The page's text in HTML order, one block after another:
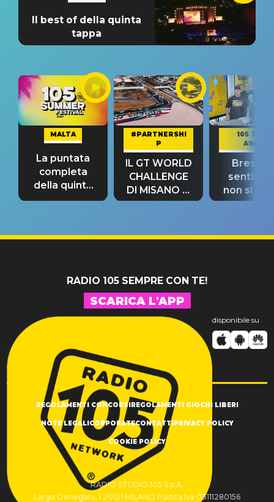
Il best of della quinta
tappa
MALTA
La puntata
completa
della quinta
tappa
#PARTNERSHI
P
IL GT WORLD
CHALLENGE
DI MISANO si
riconferma
105 TAKE
AWAY
Bresh:
non si
fino alla
RADIO 105 SEMPRE CON TE!
SCARICA L'APP
disponibile su
REGOLAMENTI CONCORSIREGOLAMENTI GIOCHI LIBERI
NOTE LEGALICORPORATECONTATTIPRIVACY POLICY
COOKIE POLICY
RADIO STUDIO 105 S.p.A.
Largo Donegani, 1 20121 MILANO Partita Iva 03111280156